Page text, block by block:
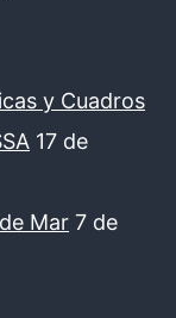
y Cuadros
17 de
Mar 7 de